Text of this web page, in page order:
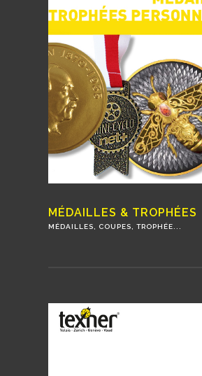
MÉDAILLES & TROPHÉES
MÉDAILLES, COUPES, TROPHÉE...